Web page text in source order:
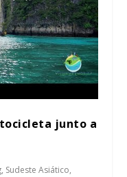
junto a
, Sudeste Asiático,